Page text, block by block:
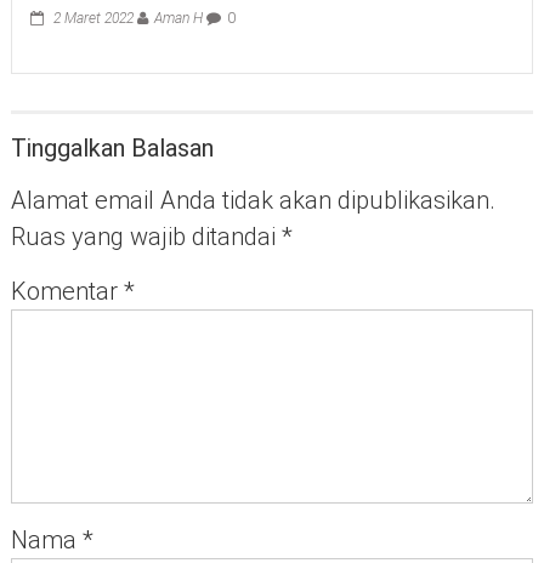
2 Maret 2022 Aman H 0
Tinggalkan Balasan
Alamat email Anda tidak akan dipublikasikan.
Ruas yang wajib ditandai *
Komentar *
Nama *